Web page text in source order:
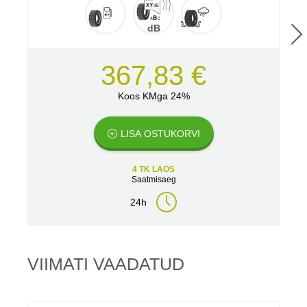
dB
367,83 €
Koos KMga 24%
LISA OSTUKORVI
4 TK LAOS
Saatmisaeg
24h
VIIMATI VAADATUD